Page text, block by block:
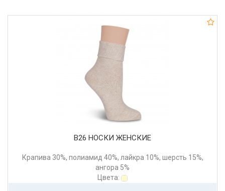
В26 НОСКИ ЖЕНСКИЕ
Крапива 30%, полиамид 40%, лайкра 10%, шерсть 15%,
ангора 5%
Цвета: